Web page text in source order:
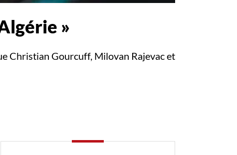
»
Christian Gourcuff, Milovan Rajevac et